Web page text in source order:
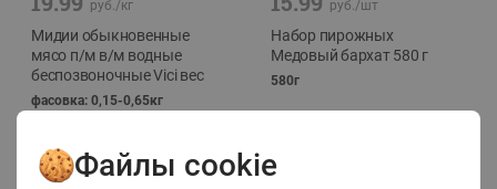
руб./кг
Мидии обыкновенные
мясо п/м в/м водные
беспозвоночные Vici вес
фасовка: 0,15-0,65кг
руб./шт
Набор пирожных
Медовый бархат 580 г
580г
Файлы cookie